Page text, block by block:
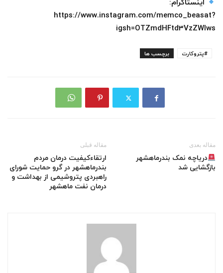
اینستاگرام:
https://www.instagram.com/memco_beasat?
igsh=OTZmdHFtd3VzZWlws
برچسب ها #پتروکارت
مقاله قبلی
ارتقاءکیفیت درمان مردم
بندرماهشهر در گرو حمایت شورای
راهبردی پتروشیمی از بهداشت و
درمان نفت ماهشهر
مقاله بعدی
دریاچه نمک بندرماهشهر
بازگشایی شد